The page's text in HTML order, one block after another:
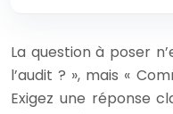
La question à poser
l’audit ? », mais «
Exigez une réponse